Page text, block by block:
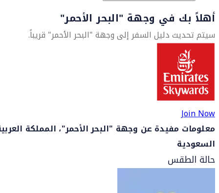
أهلاً بك في وجهة "البحر الأحمر"
سيتم تحديث دليل السفر إلى وجهة "البحر الأحمر" قريباً.
Join Now
معلومات مفيدة عن وجهة "البحر الأحمر"، المملكة
السعودية
حالة الطقس